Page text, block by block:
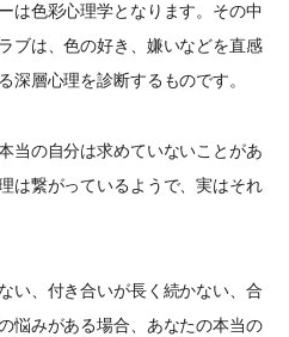
は色彩心理学となります。その中
ブは、色の好き、嫌いなどを直感
深層心理を診断するものです。
当の自分は求めていないことがあ
は繋がっているようで、実はそれ
い、付き合いが長く続かない、合
悩みがある場合、あなたの本当の